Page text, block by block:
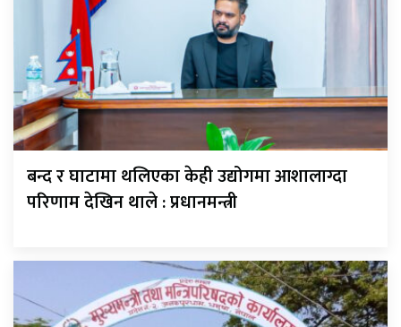
बन्द र घाटामा थलिएका केही उद्योगमा आशालाग्दा
परिणाम देखिन थाले : प्रधानमन्त्री